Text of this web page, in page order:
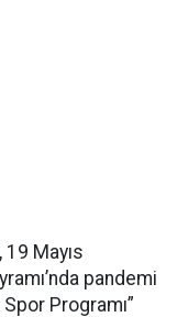
Mayıs
pandemi
Programı”